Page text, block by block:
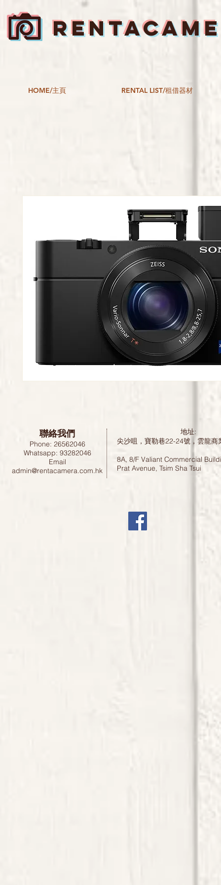
HOME/主頁 RENTAL LIST/租借器材
聯絡我們
Phone: 26562046
Whatsapp: 93282046
Email
admin@rentacamera.com.hk
地址:
尖沙咀，寶勒巷22-24號，雲龍
8A, 8/F Valiant Commercial
Prat Avenue, Tsim Sha Tsui